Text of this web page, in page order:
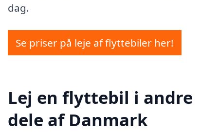
dag.
Se priser på leje af flyttebiler her!
Lej en flyttebil i andre
dele af Danmark